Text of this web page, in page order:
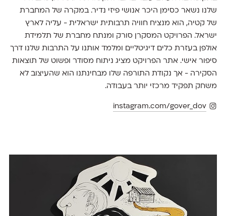
שלנו נשאר כסימן היכר אנושי פיזי נדיר. במקרה של המחברת
של קטיה, הוא מנציח חוויה תרבותית ישראלית - עליה לארץ
ישראל. הפרויקט המסקרן סורק ומנתח מחברת של תלמידת
אולפן בעזרת כלים דיגיטליים ומלמד אותנו על התרבות שלנו דרך
סיפור אישי. אתר הפרויקט מציג ניתוח מסודר ופשוט של תוצאות
הסקירה - אך נקודת התורפה שלו מבחינתנו הוא שהעיצוב לא
משחק תפקיד מרכזי יותר בעבודה.
instagram.com/gover_dov